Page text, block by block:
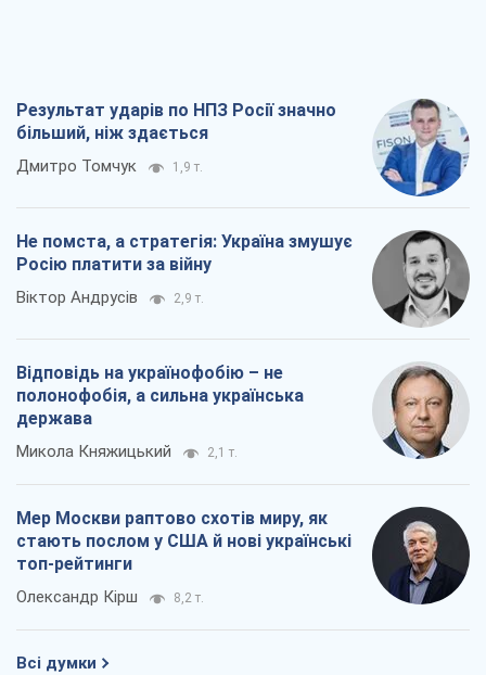
Результат ударів по НПЗ Росії значно
більший, ніж здається
Дмитро Томчук 1,9 т.
Не помста, а стратегія: Україна змушує
Росію платити за війну
Віктор Андрусів 2,9 т.
Відповідь на українофобію – не
полонофобія, а сильна українська
держава
Микола Княжицький 2,1 т.
Мер Москви раптово схотів миру, як
стають послом у США й нові українські
топ-рейтинги
Олександр Кірш 8,2 т.
Всі думки